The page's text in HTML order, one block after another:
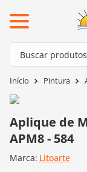
Buscar
Pintura
Aplique de
APM8 - 584
Marca: Litoarte
Termos mais
3º kit amigurumi
4º agulha crochê
mais
barroco
mollet
kit amigurumi
agulha crochê
batik